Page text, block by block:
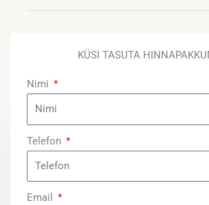
KÜSI TASUTA
Nimi
Telefon
Email